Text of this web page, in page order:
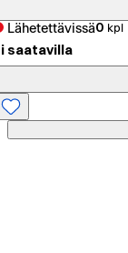
Lähetettävissä0 kpl
saatavilla